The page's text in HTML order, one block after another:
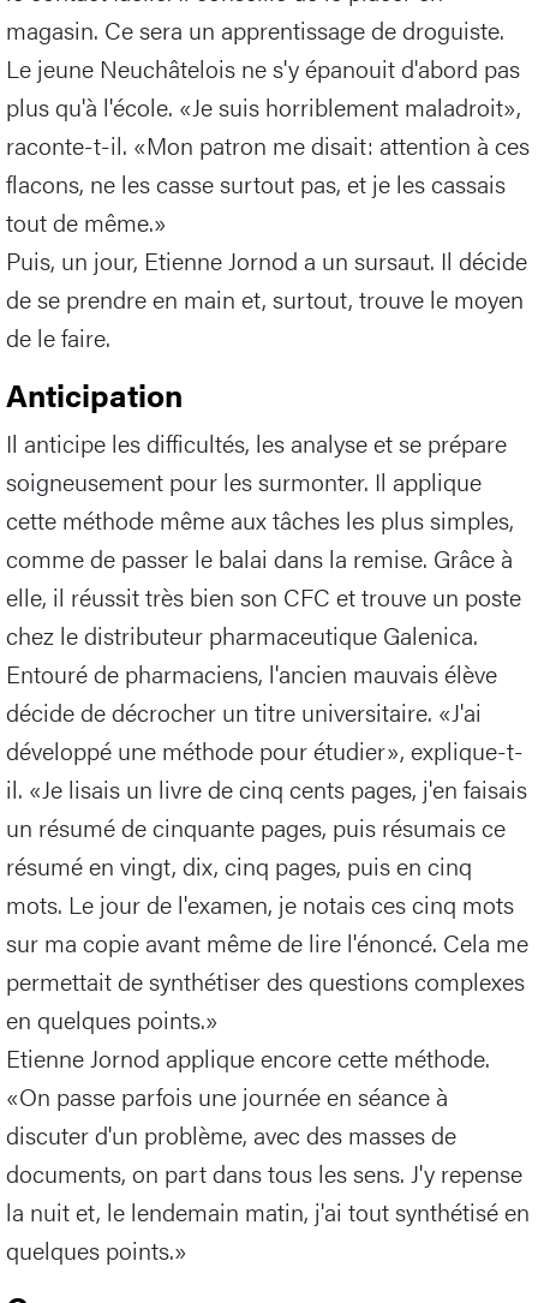
magasin. Ce sera un apprentissage de droguiste.
Le jeune Neuchâtelois ne s'y épanouit d'abord pas
plus qu'à l'école. «Je suis horriblement maladroit»,
raconte-t-il. «Mon patron me disait: attention à ces
flacons, ne les casse surtout pas, et je les cassais
tout de même.»
Puis, un jour, Etienne Jornod a un sursaut. Il décide
de se prendre en main et, surtout, trouve le moyen
de le faire.
Anticipation
Il anticipe les difficultés, les analyse et se prépare
soigneusement pour les surmonter. Il applique
cette méthode même aux tâches les plus simples,
comme de passer le balai dans la remise. Grâce à
elle, il réussit très bien son CFC et trouve un poste
chez le distributeur pharmaceutique Galenica.
Entouré de pharmaciens, l'ancien mauvais élève
décide de décrocher un titre universitaire. «J'ai
développé une méthode pour étudier», explique-t-
il. «Je lisais un livre de cinq cents pages, j'en faisais
un résumé de cinquante pages, puis résumais ce
résumé en vingt, dix, cinq pages, puis en cinq
mots. Le jour de l'examen, je notais ces cinq mots
sur ma copie avant même de lire l'énoncé. Cela me
permettait de synthétiser des questions complexes
en quelques points.»
Etienne Jornod applique encore cette méthode.
«On passe parfois une journée en séance à
discuter d'un problème, avec des masses de
documents, on part dans tous les sens. J'y repense
la nuit et, le lendemain matin, j'ai tout synthétisé en
quelques points.»